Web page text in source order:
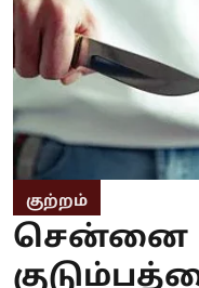
குற்றம்
சென்னை